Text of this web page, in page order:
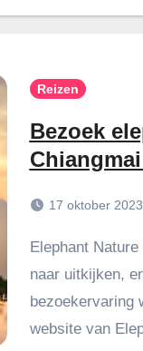
Reizen
Bezoek
17 oktober 2023
Elephant Nature Park is een bestemming waar velen
naar uitkijken,
bezoekervaring
website van